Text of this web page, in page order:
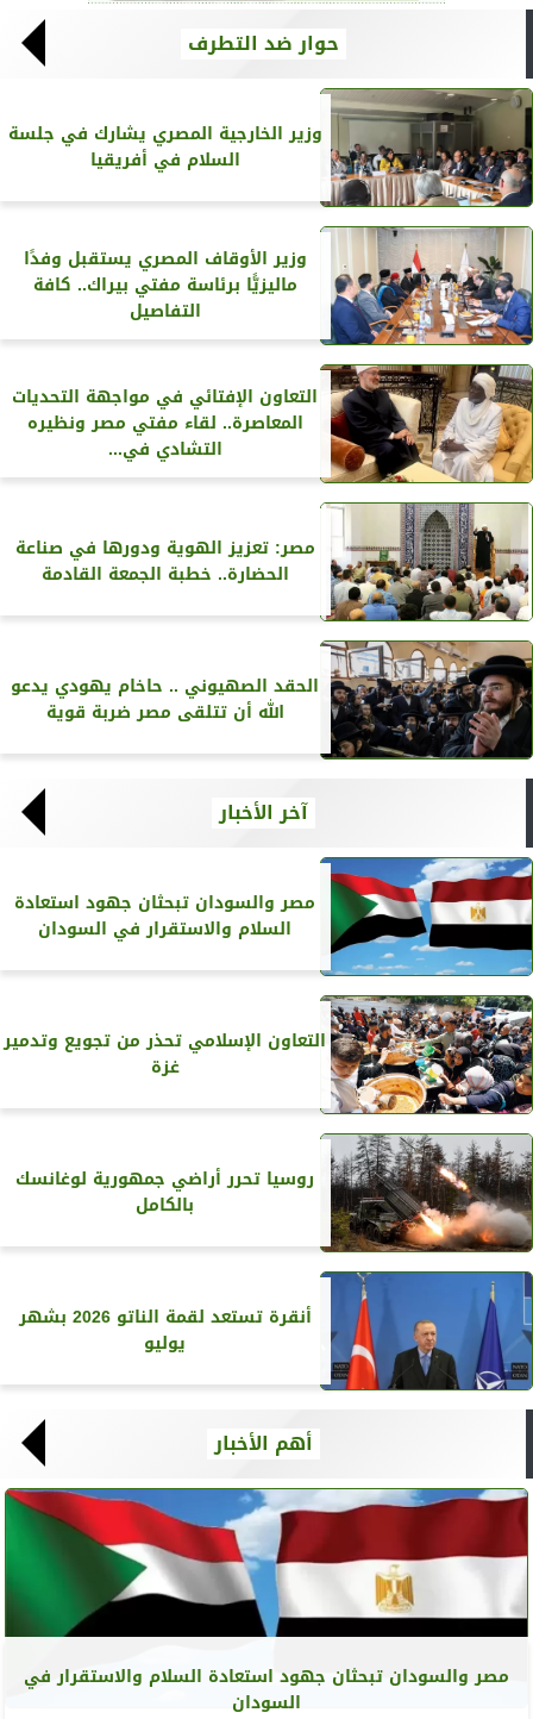
حوار ضد التطرف
وزير الخارجية المصري يشارك في جلسة
السلام في أفريقيا
وزير الأوقاف المصري يستقبل وفدًا
ماليزيًّا برئاسة مفتي بيراك.. كافة
التفاصيل
التعاون الإفتائي في مواجهة التحديات
المعاصرة.. لقاء مفتي مصر ونظيره
التشادي في...
مصر: تعزيز الهوية ودورها في صناعة
الحضارة.. خطبة الجمعة القادمة
الحقد الصهيوني .. حاخام يهودي يدعو
الله أن تتلقى مصر ضربة قوية
آخر الأخبار
مصر والسودان تبحثان جهود استعادة
السلام والاستقرار في السودان
التعاون الإسلامي تحذر من تجويع وتدمير
غزة
روسيا تحرر أراضي جمهورية لوغانسك
بالكامل
أنقرة تستعد لقمة الناتو 2026 بشهر
يوليو
أهم الأخبار
مصر والسودان تبحثان جهود استعادة السلام والاستقرار في
السودان